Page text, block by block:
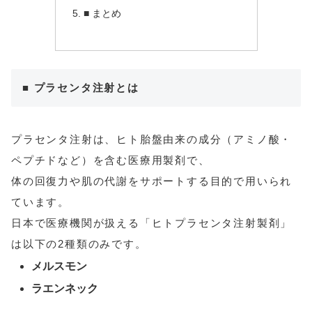
■ まとめ
■ プラセンタ注射とは
プラセンタ注射は、ヒト胎盤由来の成分（アミノ酸・
ペプチドなど）を含む医療用製剤で、
体の回復力や肌の代謝をサポートする目的で用いられ
ています。
日本で医療機関が扱える「ヒトプラセンタ注射製剤」
は以下の2種類のみです。
メルスモン
ラエンネック